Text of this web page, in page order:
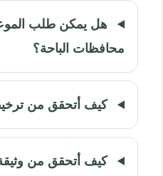
هل يمكن طلب
محافظات الباحة؟
كيف أتحقق من
كيف أتحقق من